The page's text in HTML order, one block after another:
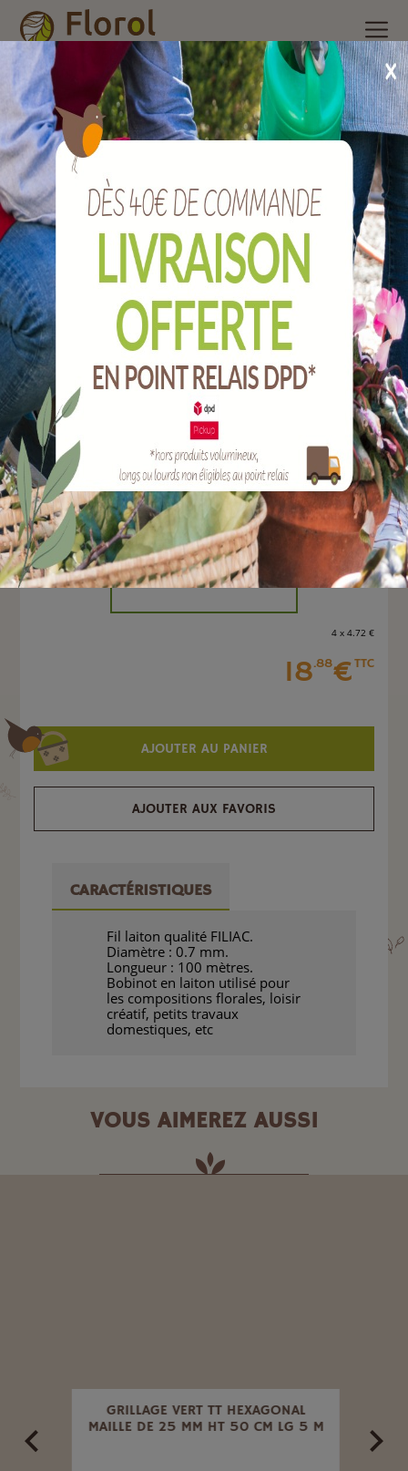
Accueil Nos produits /Outils de jardin/ Plasticulture, liens,
Grillage
Fil à lier laiton n°2 Ø 0.7 mm lg 100 m
Fil à lier laiton n°2 Ø 0.7 mm Lg 100 m
Ref :
QFFLA2
EAN :3221882501943
Marque :
Quantité :
Unité
-
4 x 4.72 €
18.88€TTC
AJOUTER AU PANIER
AJOUTER AUX FAVORIS
CARACTÉRISTIQUES
Fil laiton qualité FILIAC.
Diamètre : 0.7 mm.
Longueur : 100 mètres.
Bobinot en laiton utilisé pour
les compositions florales, loisir
créatif, petits travaux
domestiques, etc
VOUS AIMEREZ AUSSI
5 M
GRILLAGE VERT TT HEXAGONAL
MAILLE DE 25 MM HT 50 CM LG 5 M